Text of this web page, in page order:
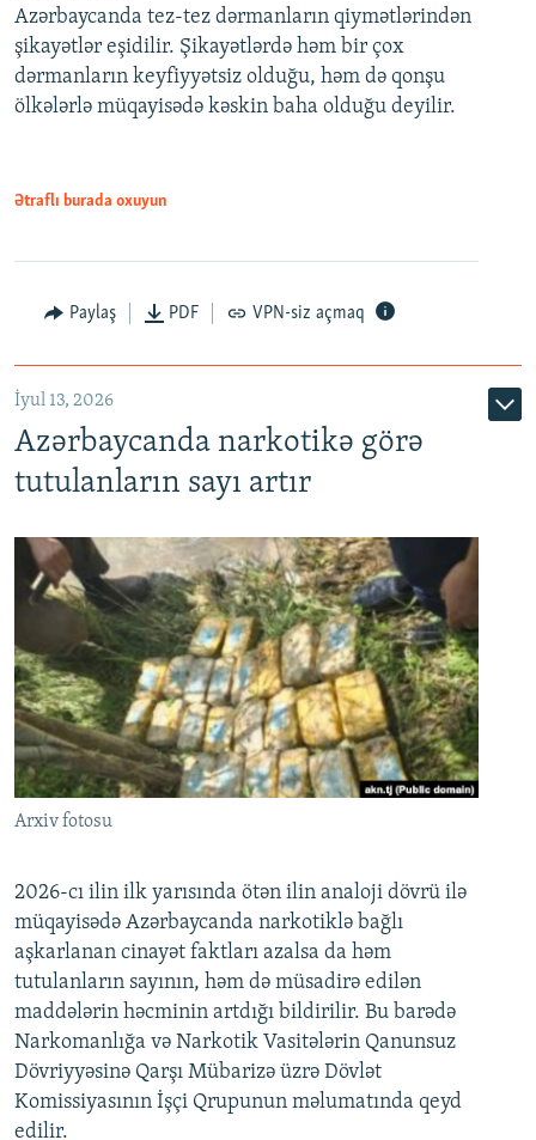
Azərbaycanda tez-tez dərmanların qiymətlərindən
şikayətlər eşidilir. Şikayətlərdə həm bir çox
dərmanların keyfiyyətsiz olduğu, həm də qonşu
ölkələrlə müqayisədə kəskin baha olduğu deyilir.
Ətraflı burada oxuyun
Paylaş PDF VPN-siz açmaq
İyul 13, 2026
Azərbaycanda narkotikə görə
tutulanların sayı artır
Arxiv fotosu
2026-cı ilin ilk yarısında ötən ilin analoji dövrü ilə
müqayisədə Azərbaycanda narkotiklə bağlı
aşkarlanan cinayət faktları azalsa da həm
tutulanların sayının, həm də müsadirə edilən
maddələrin həcminin artdığı bildirilir. Bu barədə
Narkomanlığa və Narkotik Vasitələrin Qanunsuz
Dövriyyəsinə Qarşı Mübarizə üzrə Dövlət
Komissiyasının İşçi Qrupunun məlumatında qeyd
edilir.